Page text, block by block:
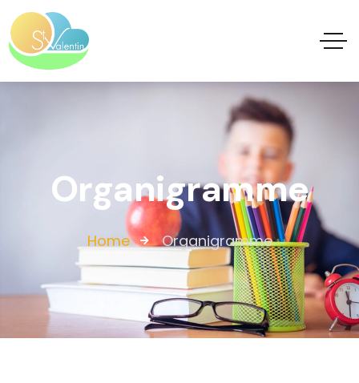
Organigramme
Home Organigramme